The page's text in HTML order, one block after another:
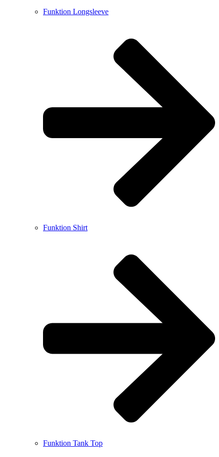
Funktion Longsleeve
Funktion Shirt
Funktion Tank Top